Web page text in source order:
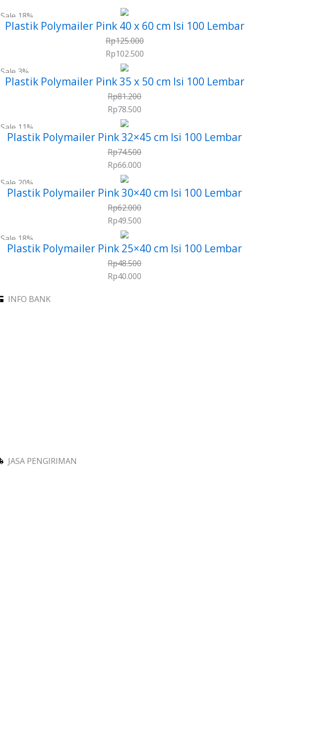
Sale 18%
Plastik Polymailer Pink 40 x 60 cm Isi 100 Lembar
Rp125.000
Rp102.500
Sale 3%
Plastik Polymailer Pink 35 x 50 cm Isi 100 Lembar
Rp81.200
Rp78.500
Sale 11%
Plastik Polymailer Pink 32×45 cm Isi 100 Lembar
Rp74.500
Rp66.000
Sale 20%
Plastik Polymailer Pink 30×40 cm Isi 100 Lembar
Rp62.000
Rp49.500
Sale 18%
Plastik Polymailer Pink 25×40 cm Isi 100 Lembar
Rp48.500
Rp40.000
INFO BANK
JASA PENGIRIMAN